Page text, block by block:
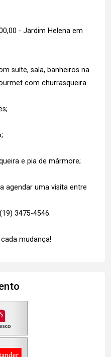
- Jardim Helena em
suíte, sala, banheiros na
com churrasqueira.
e pia de mármore;
agendar uma visita entre
3475-4546.
mudança!